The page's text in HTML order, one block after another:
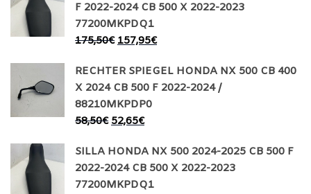
F 2022-2024 CB 500 X 2022-2023
77200MKPDQ1
175,50€ 157,95€
RECHTER SPIEGEL HONDA NX 500 CB 400
X 2024 CB 500 F 2022-2024 /
88210MKPDP0
58,50€ 52,65€
SILLA HONDA NX 500 2024-2025 CB 500 F
2022-2024 CB 500 X 2022-2023
77200MKPDQ1